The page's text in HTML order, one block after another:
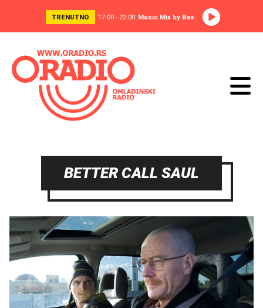
TRENUTNO 17:00 - 22:00 Music Mix by Bea
BETTER CALL SAUL